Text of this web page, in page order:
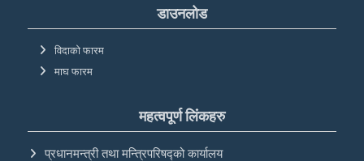
डाउनलोड
विदाको फारम
माघ फारम
महत्वपूर्ण लिंकहरु
प्रधानमन्त्री तथा मन्त्रिपरिषद्को कार्यालय